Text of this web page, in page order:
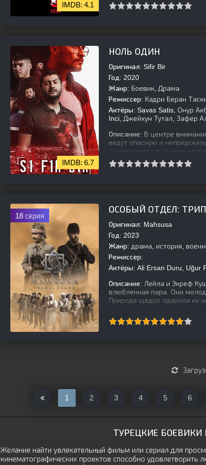
ТУРЕЦКИЕ БОЕВИКИ
Желание найти увлекательный фильм или сериал для
кинематографических проектов способно удовлетворить
4.1
6.7
НОЛЬ ОДИН
Оригинал: Sifir Bir
Год: 2020
Жанр: Боевик, Драма
Режиссер: Кадри Беран
Актёры: Savas Satis, Онур
Inci, Джейхун Тутал, Зафер
Описание: В центре
ведут опасную и
развлекается в ночном
18 серия
ОСОБЫЙ ОТДЕЛ:
Оригинал: Mahsusa
Год: 2023
Жанр: драма, история,
Режиссер:
Актёры: Ali Ersan Duru, Uğur
Описание: Лейла и Экреф
влюбленная пара. Они
Природа щедро одарила их
1 2 3 4 5 6